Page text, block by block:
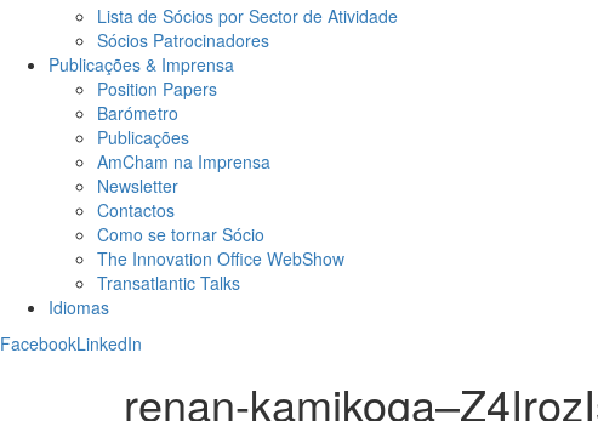
Lista de Sócios por Sector de Atividade
Sócios Patrocinadores
Publicações & Imprensa
Position Papers
Barómetro
Publicações
AmCham na Imprensa
Newsletter
Contactos
Como se tornar Sócio
The Innovation Office WebShow
Transatlantic Talks
Idiomas
FacebookLinkedIn
renan-